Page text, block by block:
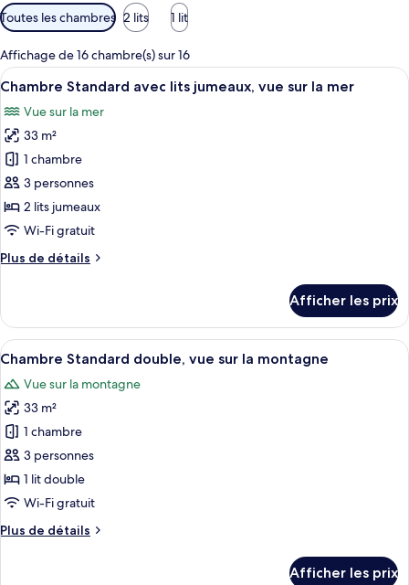
Filtres
disponibles
pour
les
chambres
Toutes les chambres 2 lits 1 lit
Affichage de 16 chambre(s) sur 16
Afficher
toutes
les
photos
pour
ce
type
de
chambre :
Chambre
lits
jumeaux,
vue
sur
la
mer
Une chambre d’hôtel avec deux
6
Chambre Standard avec lits jumeaux, vue sur la mer
Vue sur la mer
33 m²
1 chambre
3 personnes
2 lits jumeaux
Wi-Fi gratuit
Plus de détails
Plus
Chambre
Standard
avec
jumeaux,
vue
sur
la
mer
Afficher les prix
Afficher
toutes
les
photos
pour
ce
type
de
chambre :
Chambre
Une chambre d’hôtel moderne
7
Chambre Standard double, vue sur la montagne
Vue sur la montagne
33 m²
1 chambre
3 personnes
1 lit double
Wi-Fi gratuit
Plus de détails
Plus
Afficher les prix